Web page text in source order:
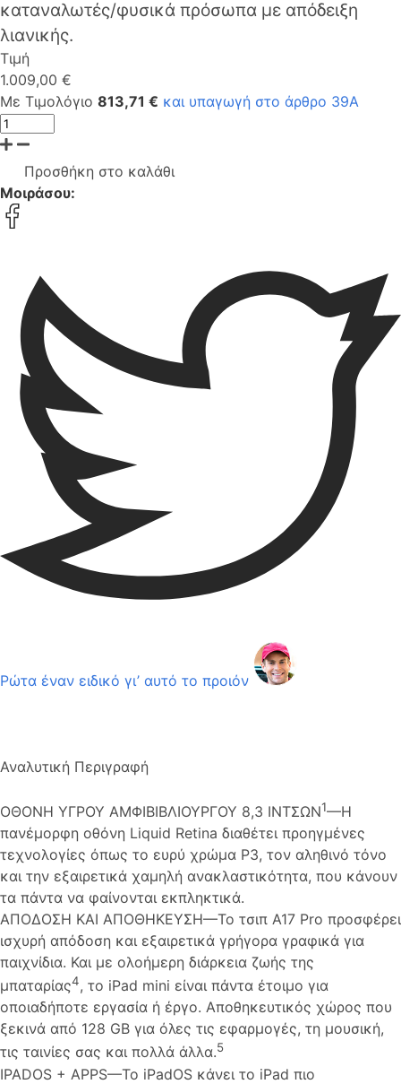
καταναλωτές/φυσικά πρόσωπα με απόδειξη
λιανικής.
Τιμή
1.009,00 €
Με Τιμολόγιο 813,71 € και υπαγωγή στο άρθρο 39Α
Προσθήκη στο καλάθι
Μοιράσου:
Ρώτα έναν ειδικό γι’ αυτό το προιόν
Αναλυτική Περιγραφή
ΟΘΟΝΗ ΥΓΡΟΥ ΑΜΦΙΒΙΒΛΙΟΥΡΓΟΥ 8,3 ΙΝΤΣΩΝ1—Η
πανέμορφη οθόνη Liquid Retina διαθέτει προηγμένες
τεχνολογίες όπως το ευρύ χρώμα P3, τον αληθινό τόνο
και την εξαιρετικά χαμηλή ανακλαστικότητα, που κάνουν
τα πάντα να φαίνονται εκπληκτικά.
ΑΠΟΔΟΣΗ ΚΑΙ ΑΠΟΘΗΚΕΥΣΗ—Το τσιπ A17 Pro προσφέρει
ισχυρή απόδοση και εξαιρετικά γρήγορα γραφικά για
παιχνίδια. Και με ολοήμερη διάρκεια ζωής της
μπαταρίας4, το iPad mini είναι πάντα έτοιμο για
οποιαδήποτε εργασία ή έργο. Αποθηκευτικός χώρος που
ξεκινά από 128 GB για όλες τις εφαρμογές, τη μουσική,
τις ταινίες σας και πολλά άλλα.5
IPADOS + APPS—Το iPadOS κάνει το iPad πιο